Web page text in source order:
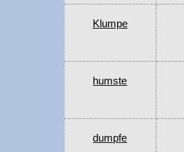
Klumpe
humste
dumpfe